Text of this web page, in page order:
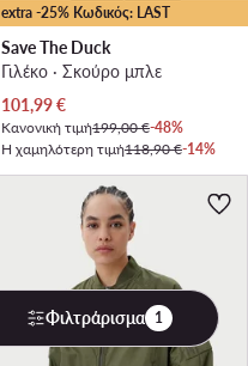
extra -25% Κωδικός: LAST
Save The Duck
Γιλέκο · Σκούρο μπλε
Τρέχουσα τιμή
101,99€
Κανονική τιμή199,00 €-48%
Η χαμηλότερη τιμή118,90 €-14%
Φιλτράρισμα 1